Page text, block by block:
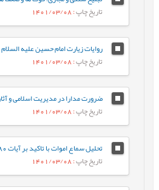
تاریخ چاپ: 1401/03/08
تاریخ چاپ: 1401/03/08
تاریخ چاپ: 1401/03/08
تاریخ چاپ: 1401/03/08